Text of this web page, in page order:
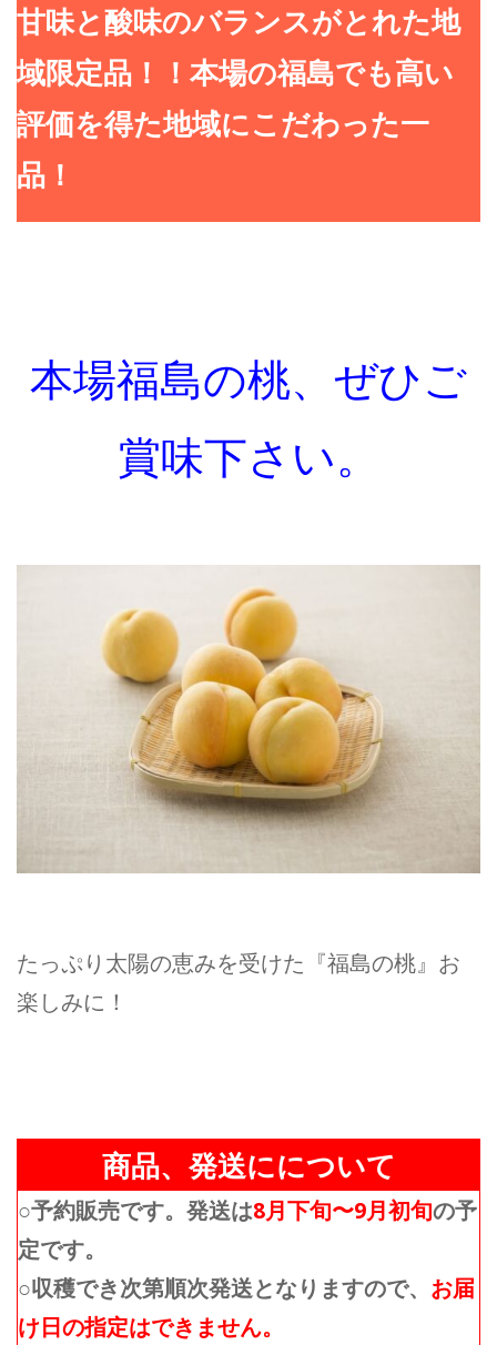
甘味と酸味のバランスがとれた地
域限定品！！本場の福島でも高い
評価を得た地域にこだわった一
品！
本場福島の桃、ぜひご
賞味下さい。
たっぷり太陽の恵みを受けた『福島の桃』 お
楽しみに！
商品、発送にについて
○予約販売です。発送は8月下旬〜9月初旬の予
定です。
○収穫でき次第順次発送となりますので、 お届
け日の指定はできません。